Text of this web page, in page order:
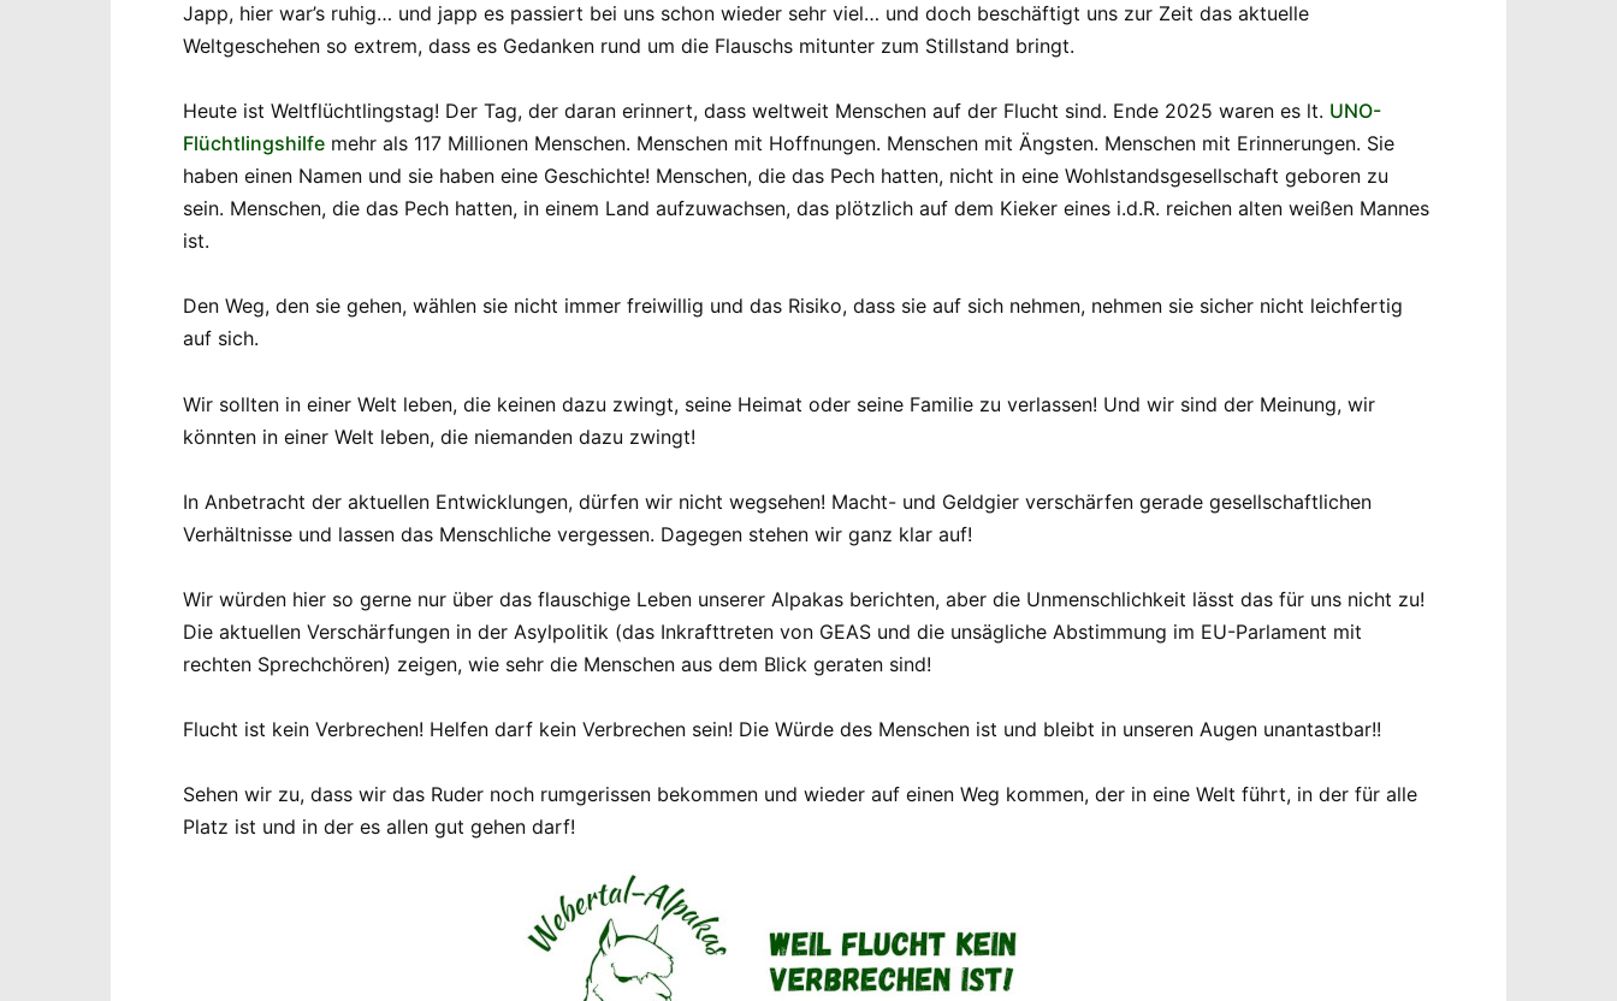
Japp, hier war’s ruhig… und japp es passiert bei uns schon wieder sehr viel… und doch beschäftigt uns zur Zeit das aktuelle
Weltgeschehen so extrem, dass es Gedanken rund um die Flauschs mitunter zum Stillstand bringt.
Heute ist Weltflüchtlingstag! Der Tag, der daran erinnert, dass weltweit Menschen auf der Flucht sind. Ende 2025 waren es lt. UNO-
Flüchtlingshilfe mehr als 117 Millionen Menschen. Menschen mit Hoffnungen. Menschen mit Ängsten. Menschen mit Erinnerungen. Sie
haben einen Namen und sie haben eine Geschichte! Menschen, die das Pech hatten, nicht in eine Wohlstandsgesellschaft geboren zu
sein. Menschen, die das Pech hatten, in einem Land aufzuwachsen, das plötzlich auf dem Kieker eines i.d.R. reichen alten weißen Mannes
ist.
Den Weg, den sie gehen, wählen sie nicht immer freiwillig und das Risiko, dass sie auf sich nehmen, nehmen sie sicher nicht leichfertig
auf sich.
Wir sollten in einer Welt leben, die keinen dazu zwingt, seine Heimat oder seine Familie zu verlassen! Und wir sind der Meinung, wir
könnten in einer Welt leben, die niemanden dazu zwingt!
In Anbetracht der aktuellen Entwicklungen, dürfen wir nicht wegsehen! Macht- und Geldgier verschärfen gerade gesellschaftlichen
Verhältnisse und lassen das Menschliche vergessen. Dagegen stehen wir ganz klar auf!
Wir würden hier so gerne nur über das flauschige Leben unserer Alpakas berichten, aber die Unmenschlichkeit lässt das für uns nicht zu!
Die aktuellen Verschärfungen in der Asylpolitik (das Inkrafttreten von GEAS und die unsägliche Abstimmung im EU-Parlament mit
rechten Sprechchören) zeigen, wie sehr die Menschen aus dem Blick geraten sind!
Flucht ist kein Verbrechen! Helfen darf kein Verbrechen sein! Die Würde des Menschen ist und bleibt in unseren Augen unantastbar!!
Sehen wir zu, dass wir das Ruder noch rumgerissen bekommen und wieder auf einen Weg kommen, der in eine Welt führt, in der für alle
Platz ist und in der es allen gut gehen darf!